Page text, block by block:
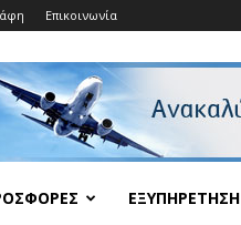
Επικοινωνία
ΕΞΥΠΗΡΈΤΗΣΗ